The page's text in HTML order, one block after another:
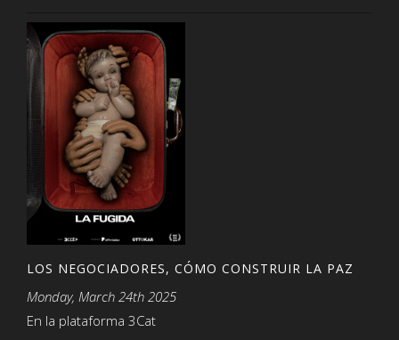
LOS NEGOCIADORES, CÓMO CONSTRUIR LA PAZ
Monday, March 24th 2025
En la plataforma 3Cat